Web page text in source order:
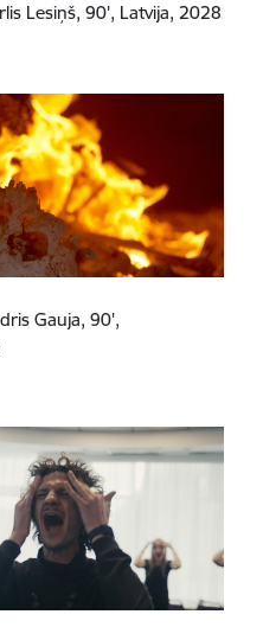
Lesiņš, 90', Latvija, 2028
Gauja, 90',